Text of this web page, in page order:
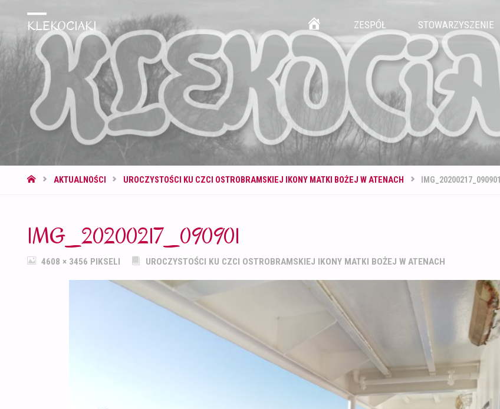
KLEKOCIAKI
Przejdź
treści
GŁÓWNA ZESPÓŁ STOWARZYSZENIE
STRONA
AKTUALNOŚCI UROCZYSTOŚCI KU CZCI OSTROBRAMSKIEJ IKONY MATKI BOŻEJ W ATENACH IMG_20200217_090901
IMG_20200217_090901
PEŁNY4608 × 3456 PIKSELI UROCZYSTOŚCI KU CZCI OSTROBRAMSKIEJ IKONY MATKI BOŻEJ W ATENACH